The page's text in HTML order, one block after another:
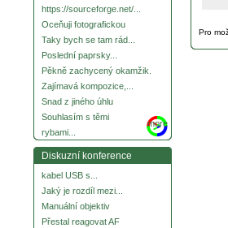
https://sourceforge.net/...
Oceňuji fotografickou
Taky bych se tam rád...
Poslední paprsky...
Pěkně zachycený okamžik.
Zajímavá kompozice,...
Snad z jiného úhlu
Souhlasím s těmi
rybami...
more
Diskuzní konference
kabel USB s...
Jaký je rozdíl mezi...
Manuální objektiv
Přestal reagovat AF
Pro